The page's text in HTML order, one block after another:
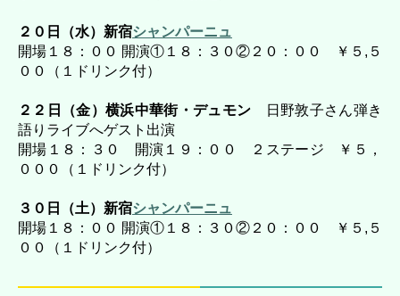
２０日（水）新宿シャンパーニュ
開場１８：００ 開演①１８：３０②２０：００ ￥５,５
００（１ドリンク付）
２２日（金）横浜中華街・デュモン 日野敦子さん弾き
語りライブへゲスト出演
開場１８：３０ 開演１９：００ ２ステージ ￥５，
０００（１ドリンク付）
３０日（土）新宿シャンパーニュ
開場１８：００ 開演①１８：３０②２０：００ ￥５,５
００（１ドリンク付）